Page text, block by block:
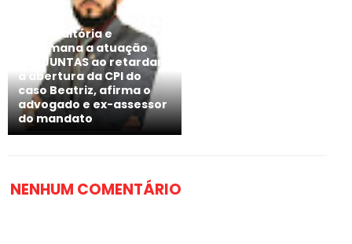
Contraditória e
desumana a atuação
das JUNTAS ao retardar
a abertura da CPI do
caso Beatriz, afirma o
advogado e ex-assessor
do mandato
NENHUM COMENTÁRIO